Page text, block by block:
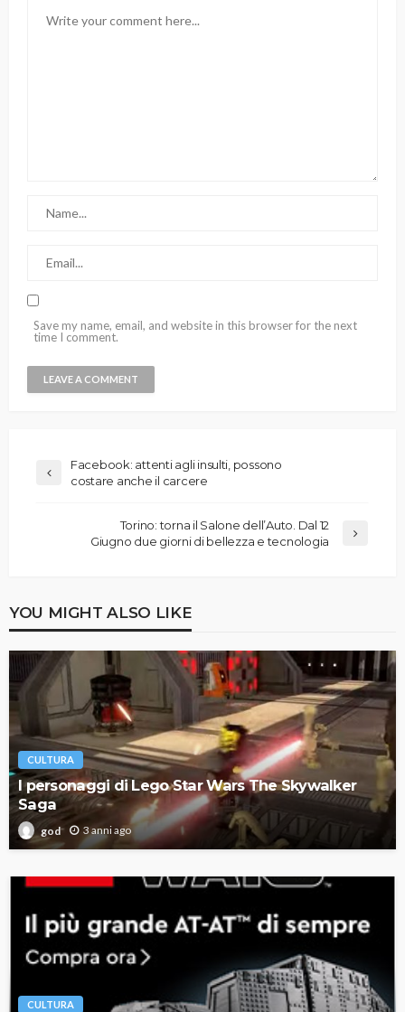
Save my name, email, and website in this browser for the next
time I comment.
Facebook: attenti agli insulti, possono
costare anche il carcere
Torino: torna il Salone dell’Auto. Dal 12
Giugno due giorni di bellezza e tecnologia
YOU MIGHT ALSO LIKE
CULTURA
I personaggi di Lego Star Wars The Skywalker
Saga
god 3 anni ago
CULTURA